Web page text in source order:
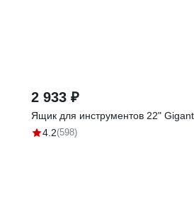
2 933 ₽
Ящик для инструментов 22"
4.2(598)